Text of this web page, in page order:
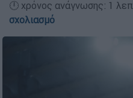
🕛 χρόνος ανάγνωσης: 1
σχολιασμό